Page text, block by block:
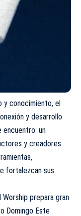
y conocimiento, el
y desarrollo
encuentro: un
y creadores
fortalezcan sus
Worship prepara gran
Domingo Este